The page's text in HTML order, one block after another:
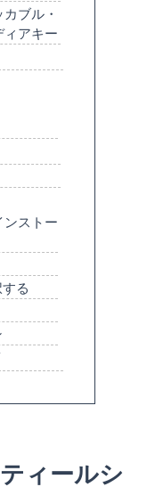
ブル・
ィアキー
ンストー
る
ィールシ